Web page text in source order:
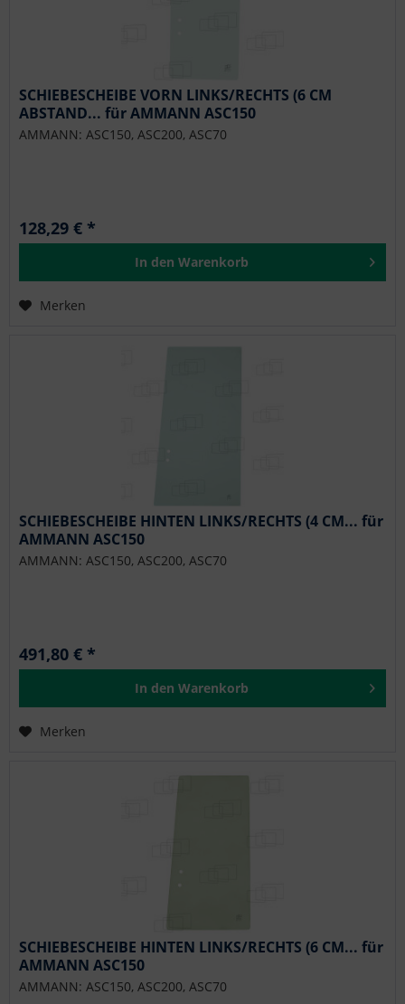
SCHIEBESCHEIBE VORN LINKS/RECHTS (6 CM
ABSTAND... für AMMANN ASC150
AMMANN: ASC150, ASC200, ASC70
128,29 € *
In den Warenkorb
Merken
SCHIEBESCHEIBE HINTEN LINKS/RECHTS (4 CM... für
AMMANN ASC150
AMMANN: ASC150, ASC200, ASC70
491,80 € *
In den Warenkorb
Merken
SCHIEBESCHEIBE HINTEN LINKS/RECHTS (6 CM... für
AMMANN ASC150
AMMANN: ASC150, ASC200, ASC70